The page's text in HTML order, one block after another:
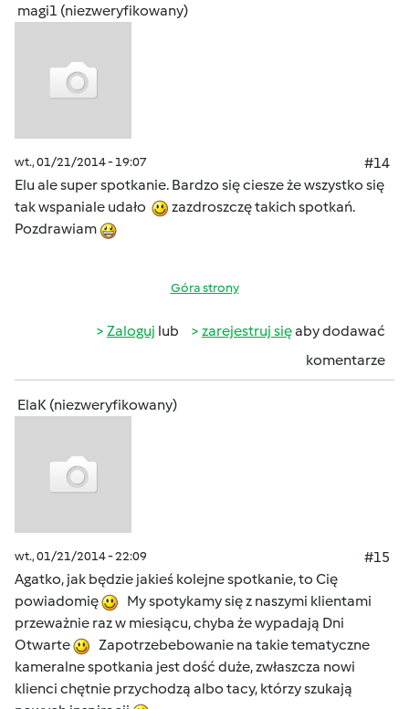
magi1 (niezweryfikowany)
wt., 01/21/2014 - 19:07
#14
Elu ale super spotkanie. Bardzo się ciesze że wszystko się
tak wspaniale udało
zazdroszczę takich spotkań.
Pozdrawiam
Góra strony
Zaloguj lub zarejestruj sięaby dodawać
komentarze
ElaK (niezweryfikowany)
wt., 01/21/2014 - 22:09
#15
Agatko, jak będzie jakieś kolejne spotkanie, to Cię
powiadomię
My spotykamy się z naszymi klientami
przeważnie raz w miesiącu, chyba że wypadają Dni
Otwarte
Zapotrzebebowanie na takie tematyczne
kameralne spotkania jest dość duże, zwłaszcza nowi
klienci chętnie przychodzą albo tacy, którzy szukają